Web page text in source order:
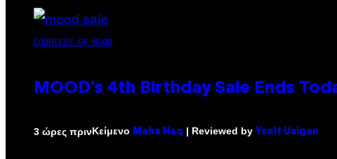
COURTESY OF MOOD
MOOD’s 4th Birthday Sale Ends
3 ώρες πρινΚείμενο Maha Haq | Reviewed by Ysolt Usigan